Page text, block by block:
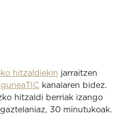
hitzaldiekin jarraitzen
kanalaren bidez.
hitzaldi berriak izango
30 minutukoak.